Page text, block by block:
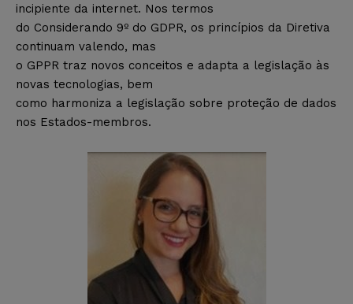
incipiente da internet. Nos termos
do Considerando 9º do GDPR, os princípios da Diretiva
continuam valendo, mas
o GPPR traz novos conceitos e adapta a legislação às
novas tecnologias, bem
como harmoniza a legislação sobre proteção de dados
nos Estados-membros.